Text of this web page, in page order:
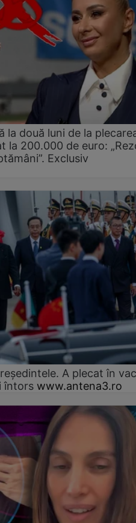
la două luni de la
la 200.000 de euro:
Exclusiv
A plecat în
întors www.antena3.ro